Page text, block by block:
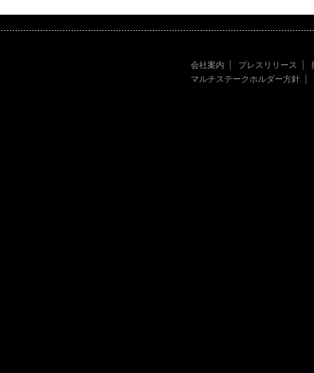
会社案内 プレスリリース
マルチステークホルダー方針